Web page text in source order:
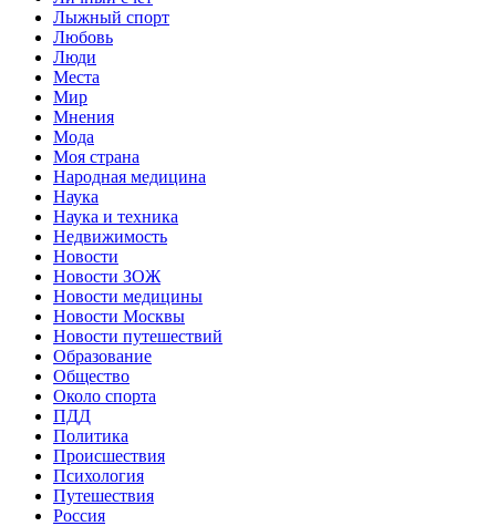
Лыжный спорт
Любовь
Люди
Места
Мир
Мнения
Мода
Моя страна
Народная медицина
Наука
Наука и техника
Недвижимость
Новости
Новости ЗОЖ
Новости медицины
Новости Москвы
Новости путешествий
Образование
Общество
Около спорта
ПДД
Политика
Происшествия
Психология
Путешествия
Россия